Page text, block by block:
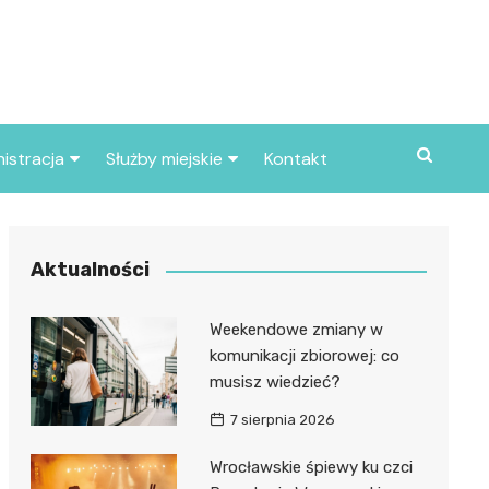
miasta
Służby miejskie
Policja
Kontakt
Aktualności
Weekendowe zmiany w
komunikacji zbiorowej: co
musisz wiedzieć?
7 sierpnia 2026
Wrocławskie śpiewy ku czci